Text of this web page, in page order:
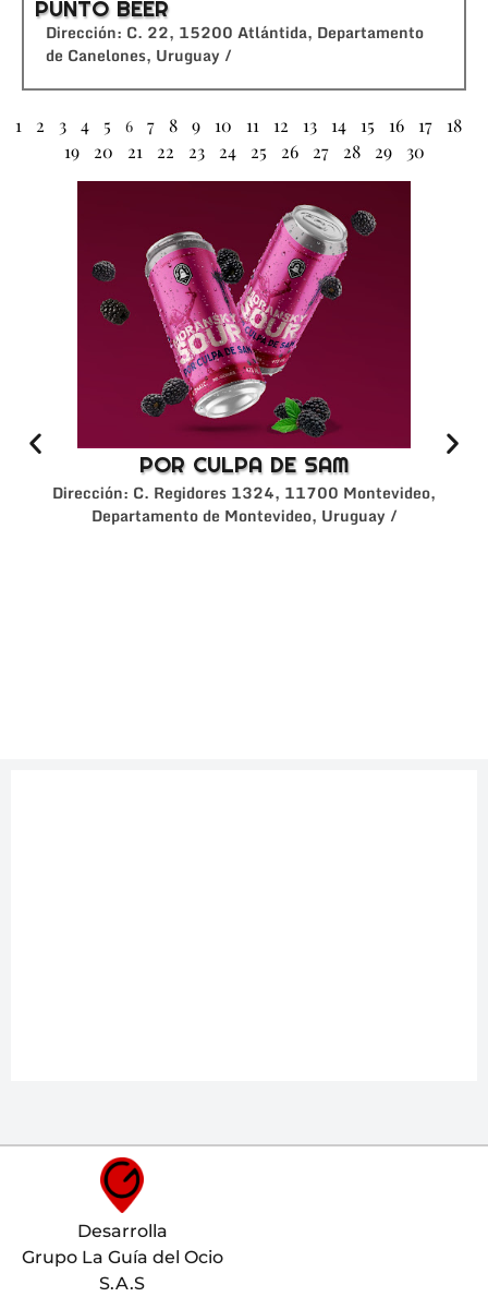
PUNTO BEER
Dirección: C. 22, 15200 Atlántida, Departamento
de Canelones, Uruguay /
1 2 3 4 5 6 7 8 9 10 11 12 13 14 15 16 17
18
19
20 21 22 23 24 25 26 27 28 29 30
POR CULPA DE SAM
Dirección: C. Regidores 1324, 11700 Montevideo,
Departamento de Montevideo, Uruguay /
Desarrolla
Grupo La Guía del Ocio
S.A.S